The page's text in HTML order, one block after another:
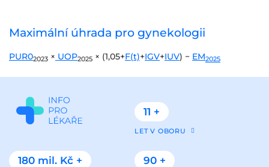
Maximální úhrada pro gynekologii
PUR02023 × UOP2025 × (1,05+F(t)+IGV+IUV) − EM2025
11 +
LET V OBORU
180 mil. Kč + 90 +